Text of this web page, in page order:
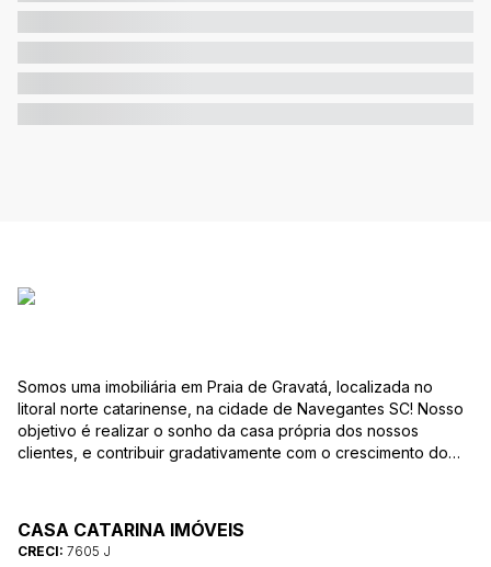
Somos uma imobiliária em Praia de Gravatá, localizada no
litoral norte catarinense, na cidade de Navegantes SC! Nosso
objetivo é realizar o sonho da casa própria dos nossos
clientes, e contribuir gradativamente com o crescimento do
CASA CATARINA IMÓVEIS
CRECI: 7605 J